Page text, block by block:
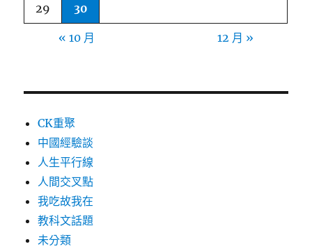
29 30
« 10 月 12 月 »
CK重聚
中國經驗談
人生平行線
人間交叉點
我吃故我在
教科文話題
未分類